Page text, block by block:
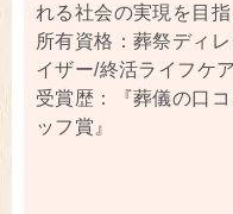
れる社会の実現を目指
所有資格：葬祭ディ
イザー/終活ライフケ
受賞歴：『葬儀の口
ッフ賞』